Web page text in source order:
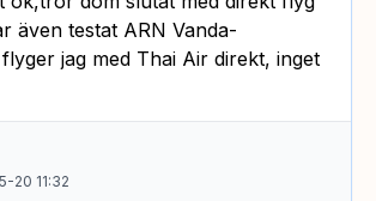
även testat ARN Vanda-
jag med Thai Air direkt, inget
20 11:32